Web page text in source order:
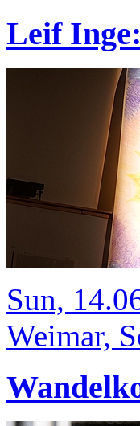
Leif
Sun,
Weimar,